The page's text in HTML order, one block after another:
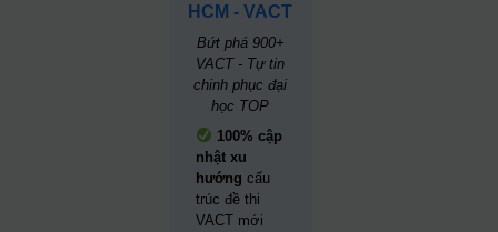
HCM - VACT
Bứt phá 900+
VACT - Tự tin
chinh phục đại
học TOP
100% cập
nhật xu
hướng cấu
trúc đề thi
VACT mới